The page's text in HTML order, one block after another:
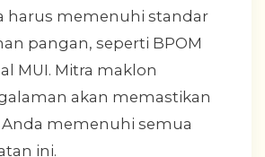
harus memenuhi standar
pangan, seperti BPOM
MUI. Mitra maklon
akan memastikan
memenuhi semua
ini.